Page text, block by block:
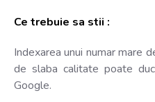
Ce trebuie sa stii :
Indexarea unui numar mare
de slaba calitate poate
Google.